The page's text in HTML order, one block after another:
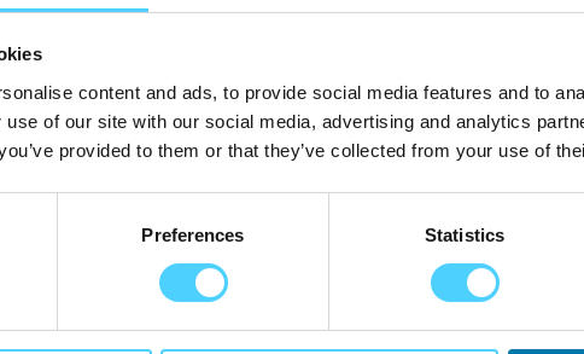
content and ads, to provide social media features and to
use of our site with our social media, advertising and analytics
provided to them or that they’ve collected from your use of
Preferences Statistics
je de content eenvoudig aan,
termijn aanzienlijk op kosten.
oplossingen op maat
doelstellingen.